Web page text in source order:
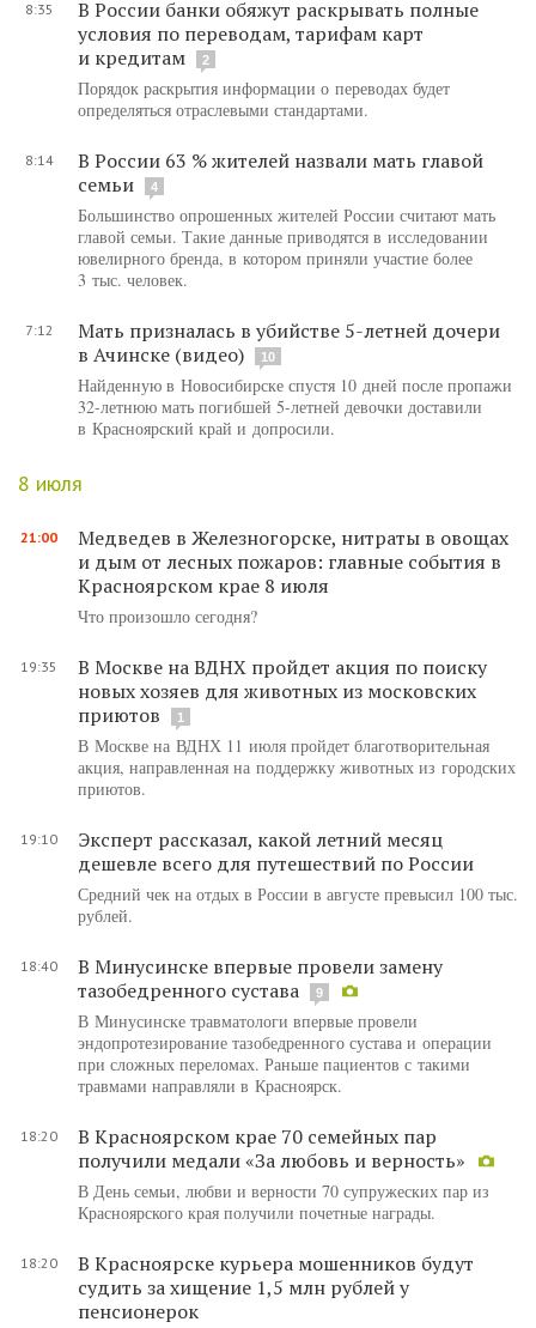
8:35
В России банки обяжут раскрывать полные
условия по переводам, тарифам карт
и кредитам
2
Порядок раскрытия информации о переводах будет
определяться отраслевыми стандартами.
8:14
В России 63 % жителей назвали мать главой
семьи
4
Большинство опрошенных жителей России считают мать
главой семьи. Такие данные приводятся в исследовании
ювелирного бренда, в котором приняли участие более
3 тыс. человек.
7:12
Мать призналась в убийстве 5-летней дочери
в Ачинске (видео)
10
Найденную в Новосибирске спустя 10 дней после пропажи
32-летнюю мать погибшей 5-летней девочки доставили
в Красноярский край и допросили.
8 июля
21:00
Медведев в Железногорске, нитраты в овощах
и дым от лесных пожаров: главные события в
Красноярском крае 8 июля
Что произошло сегодня?
19:35
В Москве на ВДНХ пройдет акция по поиску
новых хозяев для животных из московских
приютов
1
В Москве на ВДНХ 11 июля пройдет благотворительная
акция, направленная на поддержку животных из городских
приютов.
19:10
Эксперт рассказал, какой летний месяц
дешевле всего для путешествий по России
Средний чек на отдых в России в августе превысил 100 тыс.
рублей.
18:40
В Минусинске впервые провели замену
тазобедренного сустава
9
В Минусинске травматологи впервые провели
эндопротезирование тазобедренного сустава и операции
при сложных переломах. Раньше пациентов с такими
травмами направляли в Красноярск.
18:20
В Красноярском крае 70 семейных пар
получили медали «За любовь и верность»
В День семьи, любви и верности 70 супружеских пар из
Красноярского края получили почетные награды.
18:20
В Красноярске курьера мошенников будут
судить за хищение 1,5 млн рублей у
пенсионерок